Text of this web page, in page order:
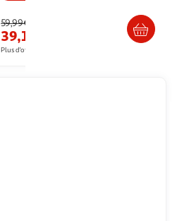
59,99€
39,15€
Plus d'offres à partir de